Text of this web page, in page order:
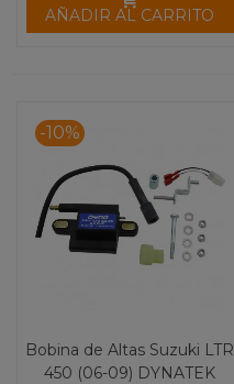
AÑADIR AL CARRITO
-10%
Bobina de Altas Suzuki LTR
450 (06-09) DYNATEK